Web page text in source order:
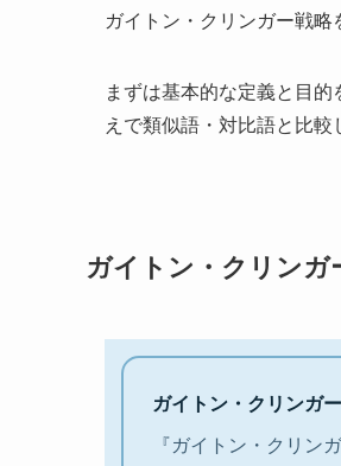
ガイトン・クリンガー戦略
まずは基本的な定義と目
えで類似語・対比語と比較
ガイトン・クリンガ
ガイトン・クリンガ
『ガイトン・クリン